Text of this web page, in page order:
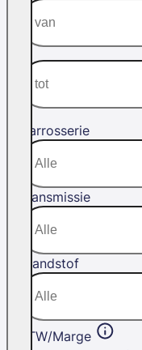
Carrosserie
Transmissie
Brandstof
BTW/Marge